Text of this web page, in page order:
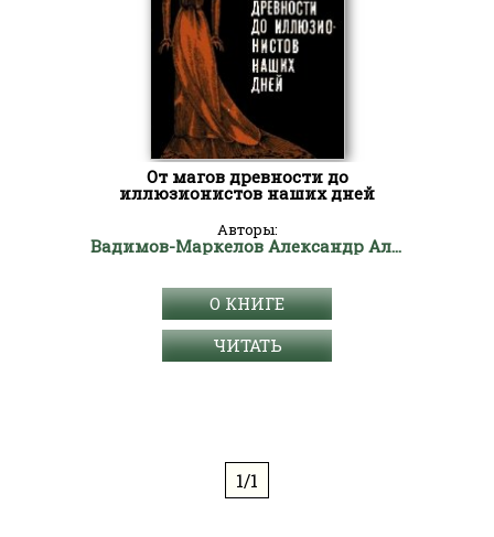
От магов древности до
иллюзионистов наших дней
Авторы:
Вадимов-Маркелов Александр Алексеевич "АЛЛИ-ВАД"
О КНИГЕ
ЧИТАТЬ
1/1